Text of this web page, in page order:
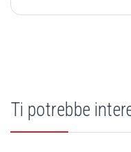
Ti potrebbe